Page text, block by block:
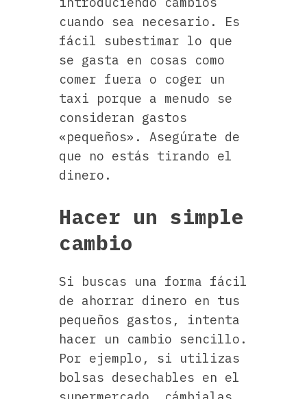
cuando sea necesario. Es
fácil subestimar lo que
se gasta en cosas como
comer fuera o coger un
taxi porque a menudo se
consideran gastos
«pequeños». Asegúrate de
que no estás tirando el
dinero.
Hacer un simple
cambio
Si buscas una forma fácil
de ahorrar dinero en tus
pequeños gastos, intenta
hacer un cambio sencillo.
Por ejemplo, si utilizas
bolsas desechables en el